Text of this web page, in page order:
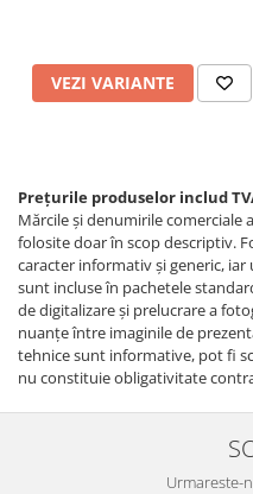
VEZI VARIANTE
Prețurile produselor includ
Mărcile și denumirile
folosite doar în scop descriptiv.
caracter informativ şi generic,
sunt incluse în pachetele
de digitalizare și prelucrare a
nuanțe între imaginile de
tehnice sunt informative, pot fi
nu constituie obligativitate
Urmareste-